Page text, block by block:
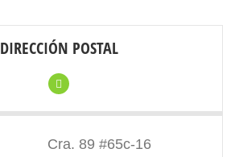
DIRECCIÓN POSTAL
Cra. 89 #65c-16